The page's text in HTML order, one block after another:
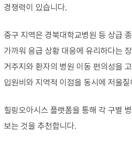
경쟁력이 있습니다.
중구 지역은 경북대학교병원 등 상급
가까워 응급 상황 대응에 유리하다는
거주지와 환자의 병원 이동 편의성을
입원비와 지역적 이점을 동시에 저울
힐링오아시스 플랫폼을 통해 각 구별
보는 것을 추천합니다.